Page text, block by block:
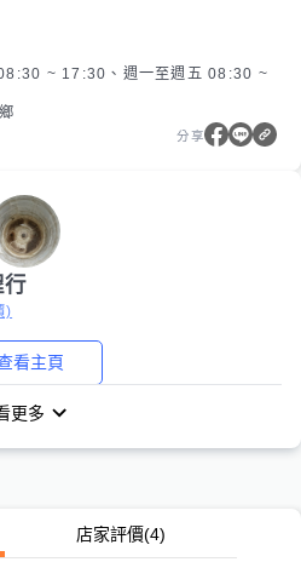
~ 17:30、週一至週五 08:30 ~
分享
行
)
看主頁
更多
店家評價(4)